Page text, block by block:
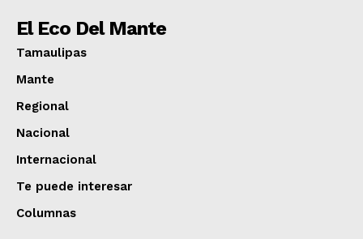
El Eco Del Mante
Tamaulipas
Mante
Regional
Nacional
Internacional
Te puede interesar
Columnas